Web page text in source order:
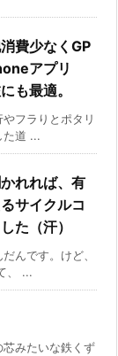
費少なくGP
アプリ
も最適。
フラりとポタリ
た道 ...
れれば、有
サイクルコ
た（汗）
んです。けど、
、 ...
みたいな鉄くず